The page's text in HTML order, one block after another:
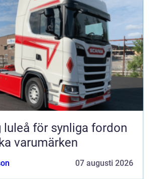
luleå för synliga fordon
varumärken
07 augusti 2026